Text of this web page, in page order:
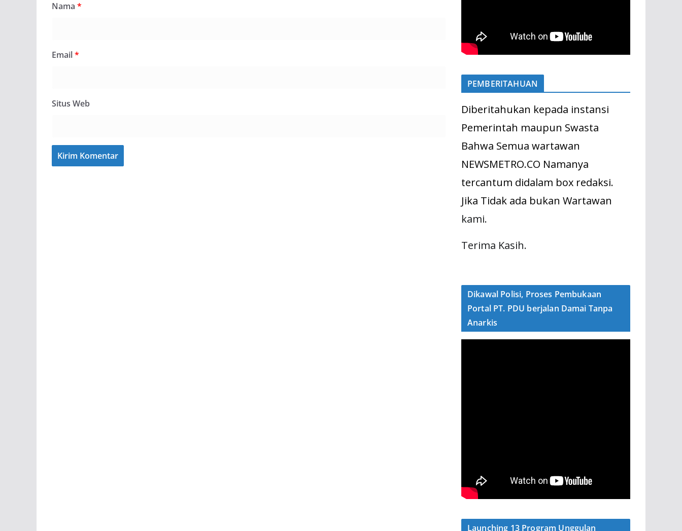
Nama *
Email*
Situs Web
PEMBERITAHUAN
Diberitahukan kepada instansi
Pemerintah maupun Swasta
Bahwa Semua wartawan
NEWSMETRO.CO Namanya
tercantum didalam box redaksi.
Jika Tidak ada bukan Wartawan
kami.
Terima Kasih.
Dikawal Polisi, Proses Pembukaan
Portal PT. PDU berjalan Damai Tanpa
Anarkis
Launching 13 Program Unggulan